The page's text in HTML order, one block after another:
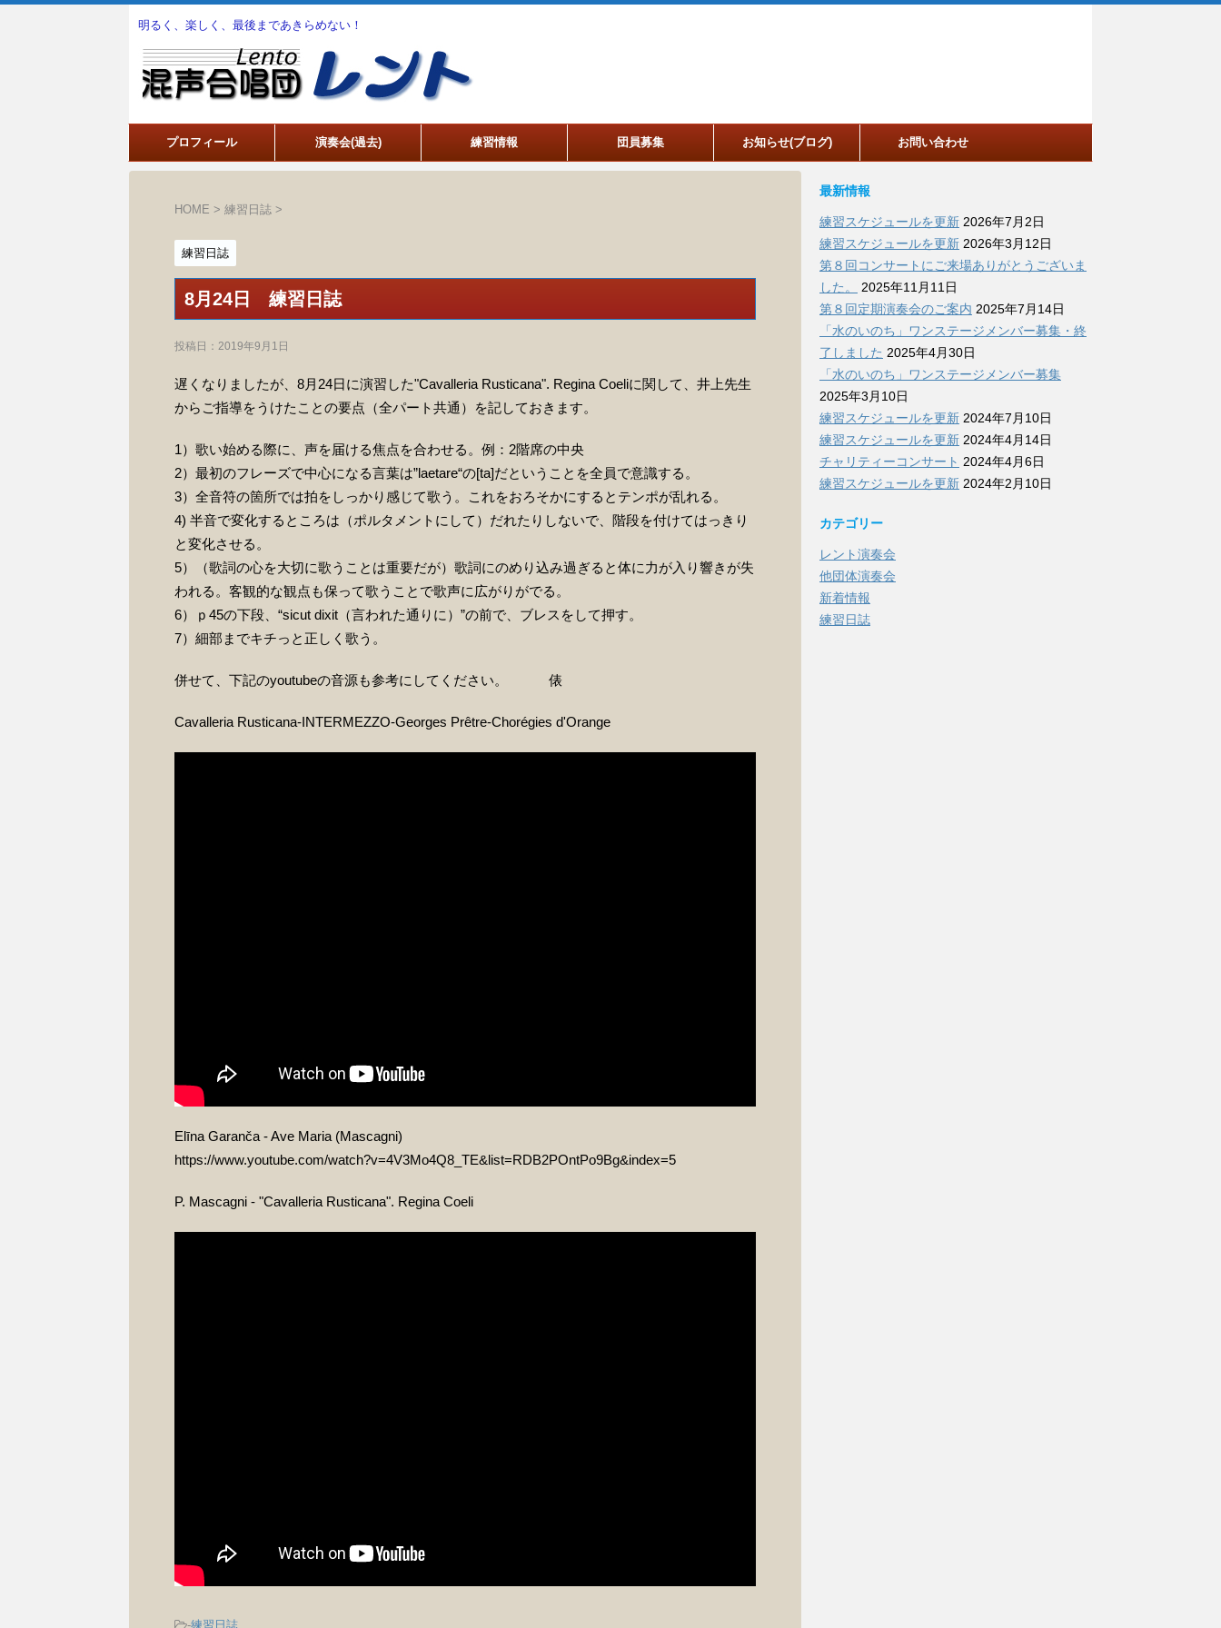
明るく、楽しく、最後まであきらめない！
プロフィール 演奏会(過去) 練習情報 団員募集 お知らせ(ブログ) お問い合わせ
HOME > 練習日誌 >
練習日誌
8月24日 練習日誌
投稿日： 2019年9月1日
遅くなりましたが、8月24日に演習した"Cavalleria Rusticana". Regina Coeliに関して、井上先生
からご指導をうけたことの要点（全パート共通）を記しておきます。
1）歌い始める際に、声を届ける焦点を合わせる。例：2階席の中央
2）最初のフレーズで中心になる言葉は”laetare“の[ta]だということを全員で意識する。
3）全音符の箇所では拍をしっかり感じて歌う。これをおろそかにするとテンポが乱れる。
4) 半音で変化するところは（ポルタメントにして）だれたりしないで、階段を付けてはっきり
と変化させる。
5）（歌詞の心を大切に歌うことは重要だが）歌詞にのめり込み過ぎると体に力が入り響きが失
われる。客観的な観点も保って歌うことで歌声に広がりがでる。
6）ｐ45の下段、“sicut dixit（言われた通りに）”の前で、ブレスをして押す。
7）細部までキチっと正しく歌う。
併せて、下記のyoutubeの音源も参考にしてください。 俵
Cavalleria Rusticana-INTERMEZZO-Georges Prêtre-Chorégies d'Orange
Elīna Garanča - Ave Maria (Mascagni)
https://www.youtube.com/watch?v=4V3Mo4Q8_TE&list=RDB2POntPo9Bg&index=5
P. Mascagni - "Cavalleria Rusticana". Regina Coeli
-練習日誌
最新情報
練習スケジュールを更新 2026年7月2日
練習スケジュールを更新 2026年3月12日
第８回コンサートにご来場ありがとうございま
した。
2025年11月11日
第８回定期演奏会のご案内 2025年7月14日
「水のいのち」ワンステージメンバー募集・終
了しました 2025年4月30日
「水のいのち」ワンステージメンバー募集
2025年3月10日
練習スケジュールを更新 2024年7月10日
練習スケジュールを更新 2024年4月14日
チャリティーコンサート 2024年4月6日
練習スケジュールを更新 2024年2月10日
カテゴリー
レント演奏会
他団体演奏会
新着情報
練習日誌